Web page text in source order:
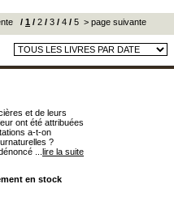
/ 1 / 2 / 3 / 4 / 5 > page suivante
et de leurs
ont été attribuées
a-t-on
?
... lire la suite
en stock